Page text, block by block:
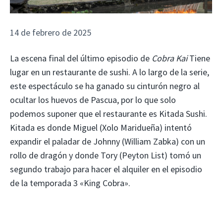
14 de febrero de 2025
La escena final del último episodio de Cobra KaiTiene
lugar en un restaurante de sushi. A lo largo de la serie,
este espectáculo se ha ganado su cinturón negro al
ocultar los huevos de Pascua, por lo que solo
podemos suponer que el restaurante es Kitada Sushi.
Kitada es donde Miguel (Xolo Maridueña) intentó
expandir el paladar de Johnny (William Zabka) con un
rollo de dragón y donde Tory (Peyton List) tomó un
segundo trabajo para hacer el alquiler en el episodio
de la temporada 3 «King Cobra».